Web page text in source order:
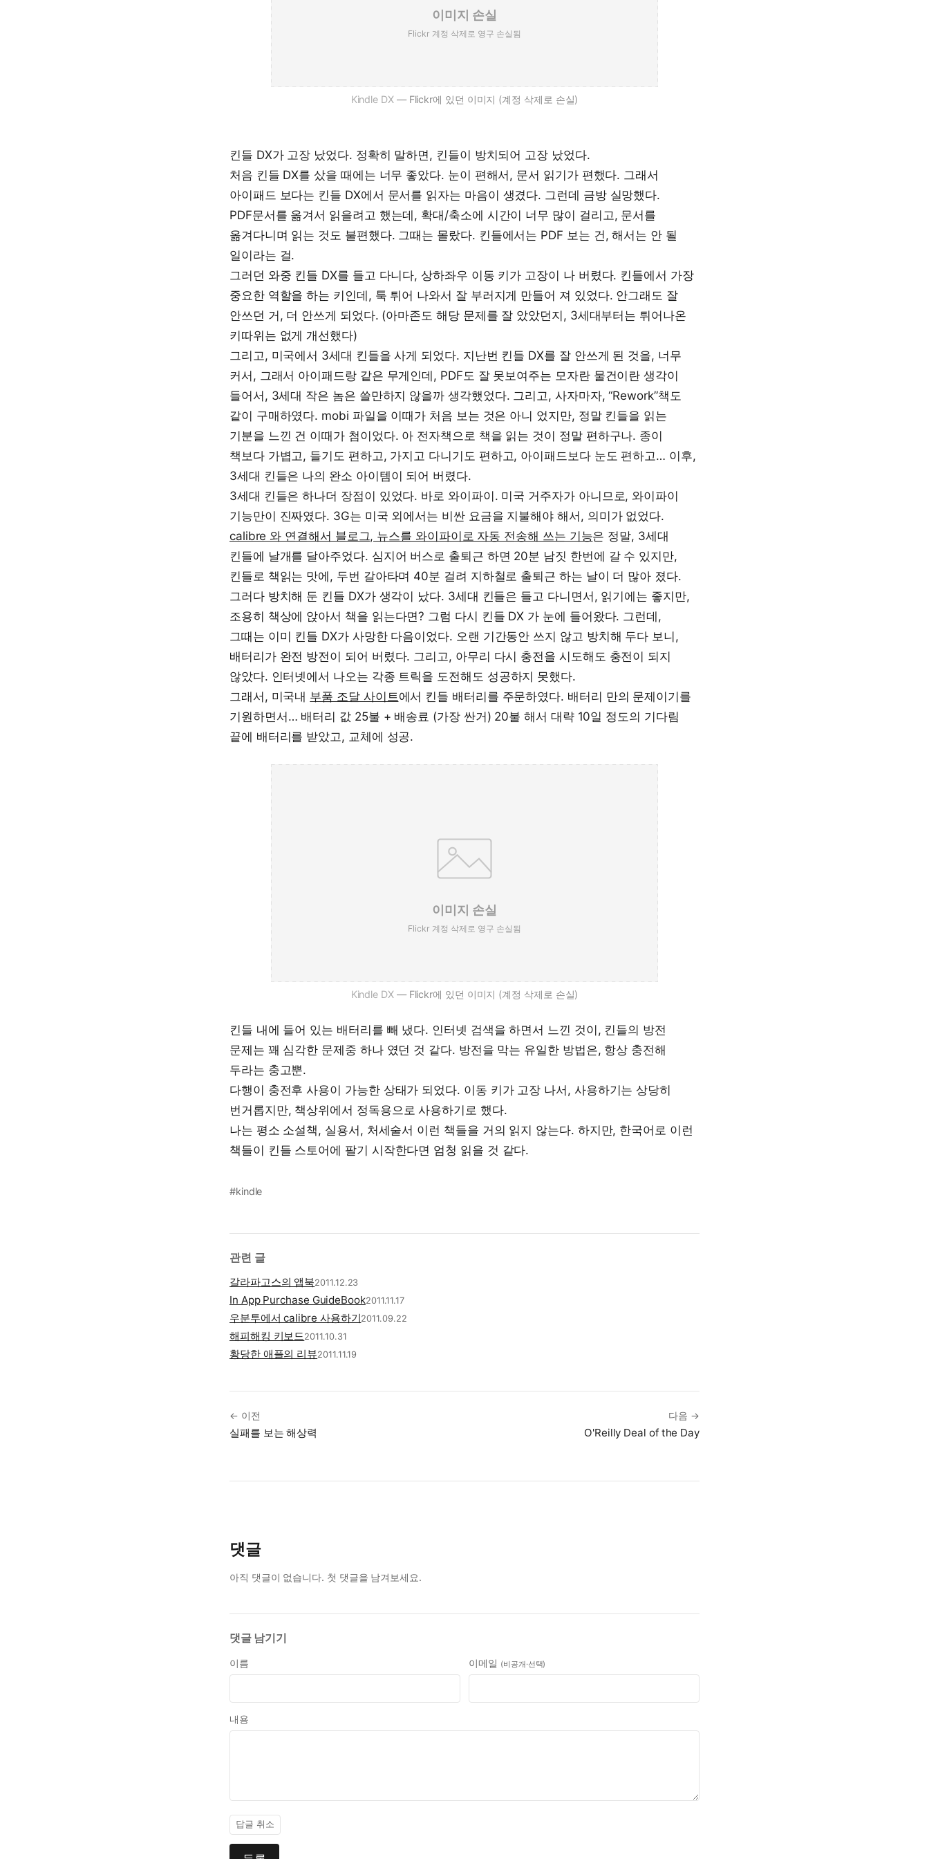
Kindle DX — Flickr에 있던 이미지 (계정 삭제로 손실)
킨들 DX가 고장 났었다. 정확히 말하면, 킨들이 방치되어 고장 났었다.
처음 킨들 DX를 샀을 때에는 너무 좋았다. 눈이 편해서, 문서 읽기가 편했다. 그래서
아이패드 보다는 킨들 DX에서 문서를 읽자는 마음이 생겼다. 그런데 금방 실망했다.
PDF문서를 옮겨서 읽을려고 했는데, 확대/축소에 시간이 너무 많이 걸리고, 문서를
옮겨다니며 읽는 것도 불편했다. 그때는 몰랐다. 킨들에서는 PDF 보는 건, 해서는 안 될
일이라는 걸.
그러던 와중 킨들 DX를 들고 다니다, 상하좌우 이동 키가 고장이 나 버렸다. 킨들에서 가장
중요한 역할을 하는 키인데, 툭 튀어 나와서 잘 부러지게 만들어 져 있었다. 안그래도 잘
안쓰던 거, 더 안쓰게 되었다. (아마존도 해당 문제를 잘 았았던지, 3세대부터는 튀어나온
키따위는 없게 개선했다)
그리고, 미국에서 3세대 킨들을 사게 되었다. 지난번 킨들 DX를 잘 안쓰게 된 것을, 너무
커서, 그래서 아이패드랑 같은 무게인데, PDF도 잘 못보여주는 모자란 물건이란 생각이
들어서, 3세대 작은 놈은 쓸만하지 않을까 생각했었다. 그리고, 사자마자, “Rework”책도
같이 구매하였다. mobi 파일을 이때가 처음 보는 것은 아니 었지만, 정말 킨들을 읽는
기분을 느낀 건 이때가 첨이었다. 아 전자책으로 책을 읽는 것이 정말 편하구나. 종이
책보다 가볍고, 들기도 편하고, 가지고 다니기도 편하고, 아이패드보다 눈도 편하고… 이후,
3세대 킨들은 나의 완소 아이템이 되어 버렸다.
3세대 킨들은 하나더 장점이 있었다. 바로 와이파이. 미국 거주자가 아니므로, 와이파이
기능만이 진짜였다. 3G는 미국 외에서는 비싼 요금을 지불해야 해서, 의미가 없었다.
calibre 와 연결해서 블로그, 뉴스를 와이파이로 자동 전송해 쓰는 기능은 정말, 3세대
킨들에 날개를 달아주었다. 심지어 버스로 출퇴근 하면 20분 남짓 한번에 갈 수 있지만,
킨들로 책읽는 맛에, 두번 갈아타며 40분 걸려 지하철로 출퇴근 하는 날이 더 많아 졌다.
그러다 방치해 둔 킨들 DX가 생각이 났다. 3세대 킨들은 들고 다니면서, 읽기에는 좋지만,
조용히 책상에 앉아서 책을 읽는다면? 그럼 다시 킨들 DX 가 눈에 들어왔다. 그런데,
그때는 이미 킨들 DX가 사망한 다음이었다. 오랜 기간동안 쓰지 않고 방치해 두다 보니,
배터리가 완전 방전이 되어 버렸다. 그리고, 아무리 다시 충전을 시도해도 충전이 되지
않았다. 인터넷에서 나오는 각종 트릭을 도전해도 성공하지 못했다.
그래서, 미국내 부품 조달 사이트 에서 킨들 배터리를 주문하였다. 배터리 만의 문제이기를
기원하면서… 배터리 값 25불 + 배송료 (가장 싼거) 20불 해서 대략 10일 정도의 기다림
끝에 배터리를 받았고, 교체에 성공.
Kindle DX — Flickr에 있던 이미지 (계정 삭제로 손실)
킨들 내에 들어 있는 배터리를 빼 냈다. 인터넷 검색을 하면서 느낀 것이, 킨들의 방전
문제는 꽤 심각한 문제중 하나 였던 것 같다. 방전을 막는 유일한 방법은, 항상 충전해
두라는 충고뿐.
다행이 충전후 사용이 가능한 상태가 되었다. 이동 키가 고장 나서, 사용하기는 상당히
번거롭지만, 책상위에서 정독용으로 사용하기로 했다.
나는 평소 소설책, 실용서, 처세술서 이런 책들을 거의 읽지 않는다. 하지만, 한국어로 이런
책들이 킨들 스토어에 팔기 시작한다면 엄청 읽을 것 같다.
#kindle
관련 글
갈라파고스의 앱북2011.12.23
In App Purchase GuideBook2011.11.17
우분투에서 calibre 사용하기2011.09.22
해피해킹 키보드 2011.10.31
황당한 애플의 리뷰2011.11.19
← 이전
실패를 보는 해상력
다음 →
O'Reilly Deal of the Day
댓글
아직 댓글이 없습니다. 첫 댓글을 남겨보세요.
댓글 남기기
이름 이메일 (비공개·선택)
내용
답글 취소